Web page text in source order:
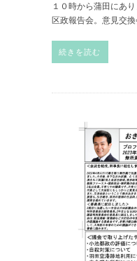
１０時から蒲田にあ
区政報告会。意見交換
続きを読む